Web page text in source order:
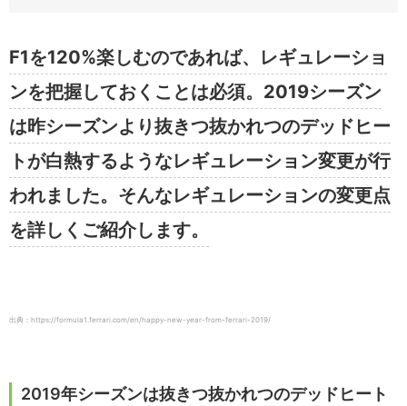
F1を120%楽しむのであれば、レギュレーショ
ンを把握しておくことは必須。2019シーズン
は昨シーズンより抜きつ抜かれつのデッドヒー
トが白熱するようなレギュレーション変更が行
われました。そんなレギュレーションの変更点
を詳しくご紹介します。
出典：https://formula1.ferrari.com/en/happy-new-year-from-ferrari-2019/
2019年シーズンは抜きつ抜かれつのデッドヒート